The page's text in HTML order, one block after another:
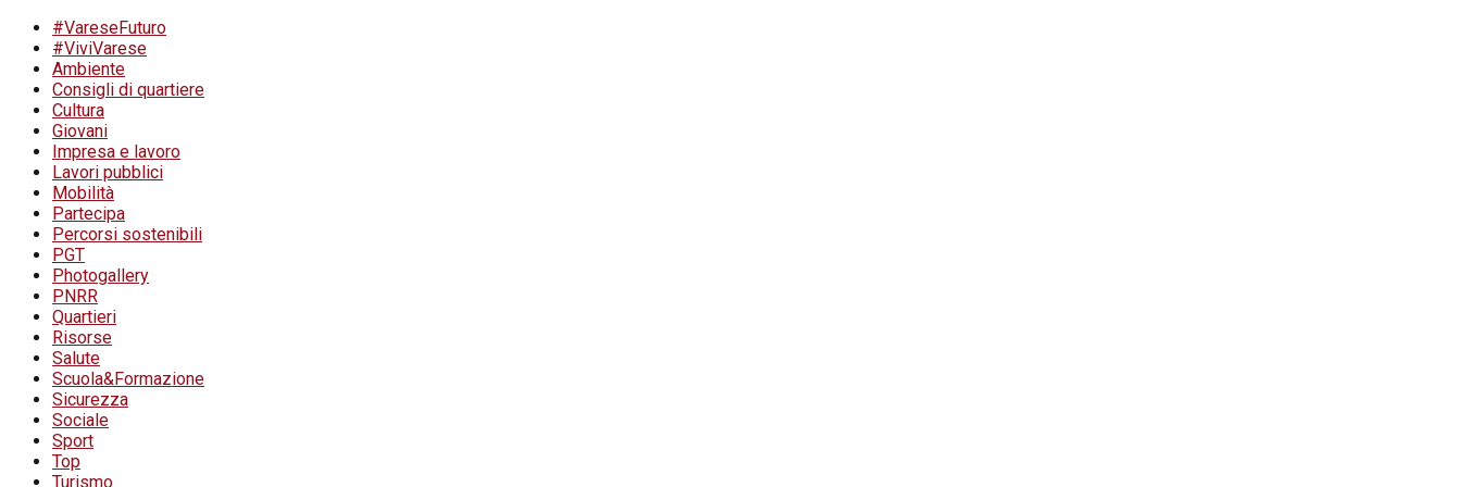
#VareseFuturo
#ViviVarese
Ambiente
Consigli di quartiere
Cultura
Giovani
Impresa e lavoro
Lavori pubblici
Mobilità
Partecipa
Percorsi sostenibili
PGT
Photogallery
PNRR
Quartieri
Risorse
Salute
Scuola&Formazione
Sicurezza
Sociale
Sport
Top
Turismo